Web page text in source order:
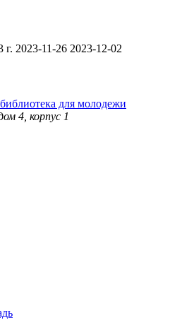
г. 2023-11-26 2023-12-02
для молодежи
4, корпус 1